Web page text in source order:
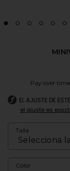
Pay over
EL AJUSTE DE
el ajuste es
Talla
Color